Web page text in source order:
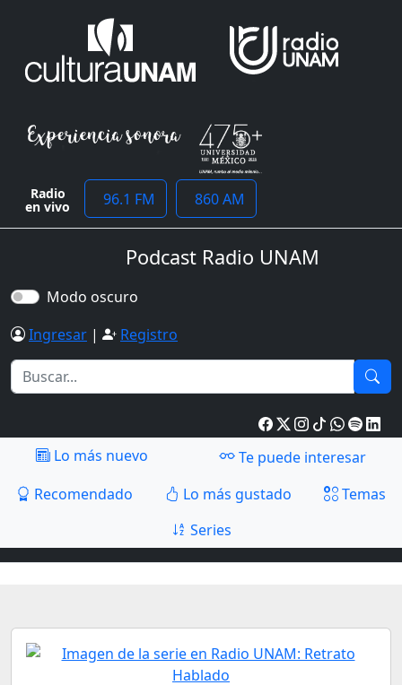
Radio
en vivo 96.1 FM 860 AM
Podcast Radio UNAM
Modo oscuro
Ingresar | Registro
Lo más nuevo
Te puede interesar
Recomendado
Lo más gustado
Temas
Series